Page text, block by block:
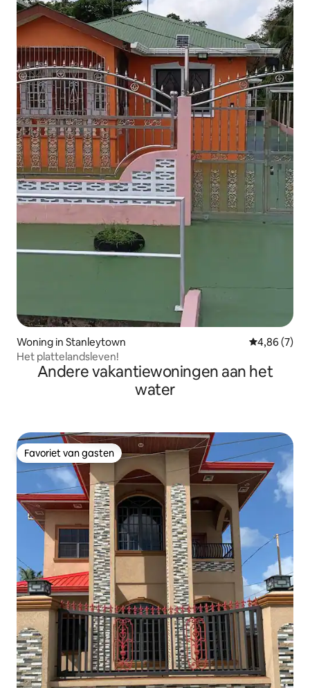
Woning in Stanleytown Gemiddelde
4,86 (7)
Het plattelandsleven!
Andere vakantiewoningen aan het
water
Favoriet van gasten
Favoriet van gasten